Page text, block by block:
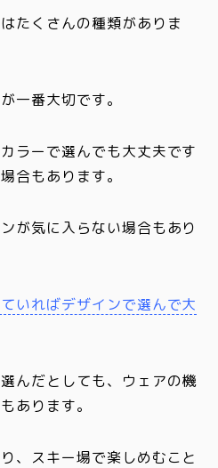
たくさんの種類がありま
一番大切です。
ラーで選んでも大丈夫です
合もあります。
が気に入らない場合もあり
いればデザインで選んで大
んだとしても、ウェアの機
あります。
、スキー場で楽しめむこと